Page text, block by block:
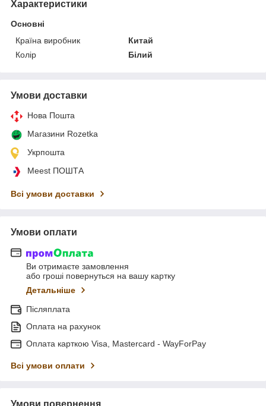
Характеристики
Основні
Країна виробник
Китай
Колір
Білий
Умови доставки
Нова Пошта
Магазини Rozetka
Укрпошта
Meest ПОШТА
Всі умови доставки
Умови оплати
Ви отримаєте замовлення
або гроші повернуться на вашу картку
Детальніше
Післяплата
Оплата на рахунок
Оплата карткою Visa, Mastercard - WayForPay
Всі умови оплати